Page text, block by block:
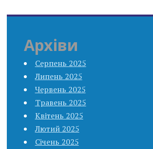
Архіви
Серпень 2025
Липень 2025
Червень 2025
Травень 2025
Квітень 2025
Лютий 2025
Січень 2025